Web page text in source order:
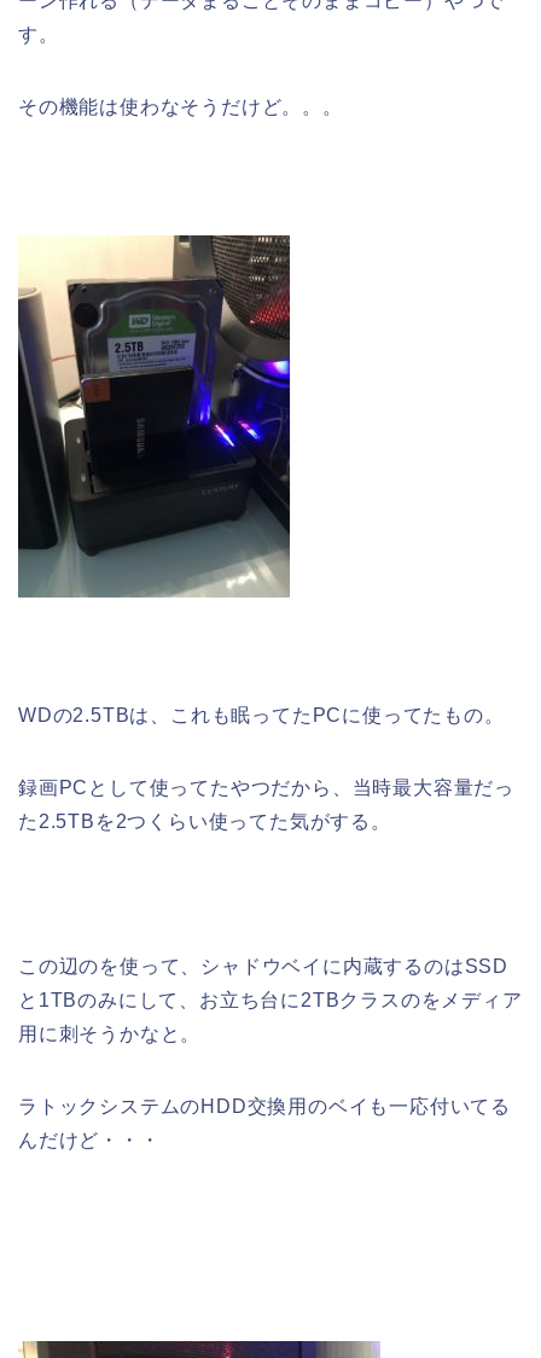
す。
その機能は使わなそうだけど。。。
WDの2.5TBは、これも眠ってたPCに使ってたもの。
録画PCとして使ってたやつだから、当時最大容量だっ
た2.5TBを2つくらい使ってた気がする。
この辺のを使って、シャドウベイに内蔵するのはSSD
と1TBのみにして、お立ち台に2TBクラスのをメディア
用に刺そうかなと。
ラトックシステムのHDD交換用のベイも一応付いてる
んだけど・・・